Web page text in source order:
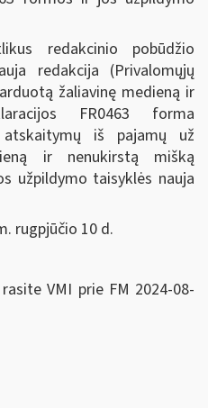
redakcinio pobūdžio
redakcija (Privalomųjų
žaliavinę medieną ir
FR0463 forma
atskaitymų iš pajamų už
ir nenukirstą mišką
užpildymo taisyklės nauja
rugpjūčio 10 d.
VMI prie FM 2024-08-